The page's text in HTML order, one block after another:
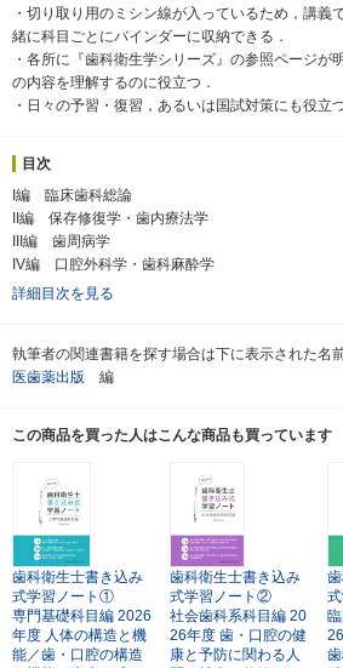
・切り取り用のミシン線が入っているため，講義
緒に科目ごとにバインダーに収納できる．
・各所に『歯科衛生学シリーズ』の参照ページが
の内容を理解するのに役立つ．
・日々の予習・復習，あるいは国試対策にも役立
目次
I編 臨床歯科総論
II編 保存修復学・歯内療法学
III編 歯周病学
IV編 口腔外科学・歯科麻酔学
詳細目次を見る
執筆者の関連書籍を探す場合は下に表示された名
医歯薬出版 編
この商品を買った人はこんな商品も買っています
歯科衛生士書き込み
式学習ノート①
専門基礎科目編 2026
年度 人体の構造と機
能／歯・口腔の構造
歯科衛生士書き込み
式学習ノート②
社会歯科系科目編 20
26年度 歯・口腔の健
康と予防に関わる人